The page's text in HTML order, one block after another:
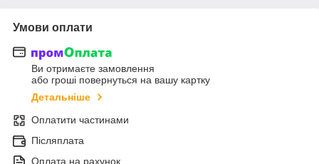
Умови оплати
Ви отримаєте замовлення
або гроші повернуться на вашу картку
Детальніше
Оплатити частинами
Післяплата
Оплата на рахунок